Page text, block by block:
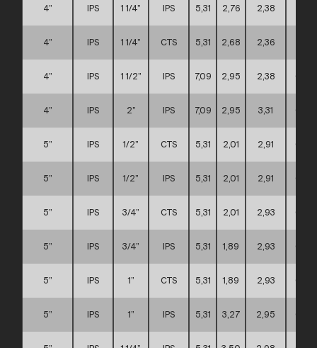
4” IPS 1 1/4” IPS 5,31 2,76 2,38
4” IPS 1 1/4” CTS 5,31 2,68 2,36
4” IPS 1 1/2” IPS 7,09 2,95 2,38 C
4” IPS 2” IPS 7,09 2,95 3,31
5” IPS 1/2” CTS 5,31 2,01 2,91 C
5” IPS 1/2” IPS 5,31 2,01 2,91
5” IPS 3/4” CTS 5,31 2,01 2,93 C
5” IPS 3/4” IPS 5,31 1,89 2,93
5” IPS 1” CTS 5,31 1,89 2,93 C
5” IPS 1” IPS 5,31 3,27 2,95